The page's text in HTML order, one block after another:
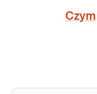
Czym